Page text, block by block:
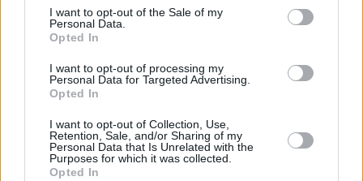
I want to opt-out of the Sale of my
Personal Data.
Opted In
I want to opt-out of processing my
Personal Data for Targeted Advertising.
Opted In
I want to opt-out of Collection, Use,
Retention, Sale, and/or Sharing of my
Personal Data that Is Unrelated with the
Purposes for which it was collected.
Opted In